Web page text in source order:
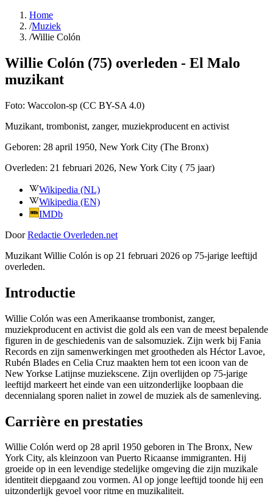
Home
/Muziek
/Willie Colón
Willie Colón (75) overleden - El Malo
muzikant
Foto: Waccolon-sp (CC BY-SA 4.0)
Muzikant, trombonist, zanger, muziekproducent en activist
Geboren: 28 april 1950, New York City (The Bronx)
Overleden: 21 februari 2026, New York City ( 75 jaar)
Wikipedia (NL)
Wikipedia (EN)
IMDb
Door Redactie Overleden.net
Muzikant Willie Colón is op 21 februari 2026 op 75-jarige leeftijd
overleden.
Introductie
Willie Colón was een Amerikaanse trombonist, zanger,
muziekproducent en activist die gold als een van de meest bepalende
figuren in de geschiedenis van de salsomuziek. Zijn werk bij Fania
Records en zijn samenwerkingen met grootheden als Héctor Lavoe,
Rubén Blades en Celia Cruz maakten hem tot een icoon van de
New Yorkse Latijnse muziekscene. Zijn overlijden op 75-jarige
leeftijd markeert het einde van een uitzonderlijke loopbaan die
decennialang sporen naliet in zowel de muziek als de samenleving.
Carrière en prestaties
Willie Colón werd op 28 april 1950 geboren in The Bronx, New
York City, als kleinzoon van Puerto Ricaanse immigranten. Hij
groeide op in een levendige stedelijke omgeving die zijn muzikale
identiteit diepgaand zou vormen. Al op jonge leeftijd toonde hij een
uitzonderlijk gevoel voor ritme en muzikaliteit.